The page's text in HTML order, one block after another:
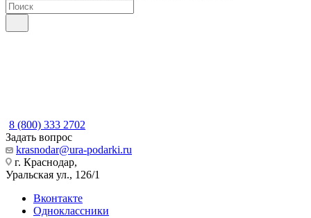
8 (800) 333 2702
Задать вопрос
krasnodar@ura-podarki.ru
г. Краснодар,
Уральская ул., 126/1
Вконтакте
Одноклассники